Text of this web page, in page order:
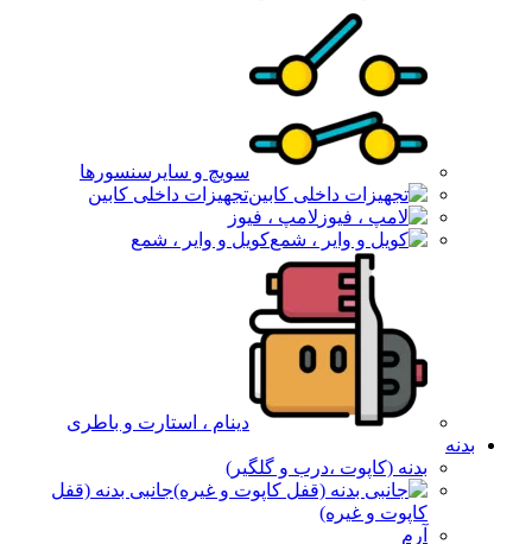
سویچ و سایرسنسورها
تجهیزات داخلی کابین
لامپ ، فیوز
کویل و وایر ، شمع
دینام ، استارت و باطری
بدنه
بدنه (کاپوت ،درب و گلگیر)
جانبی بدنه (قفل
کاپوت و غیره)
آرم